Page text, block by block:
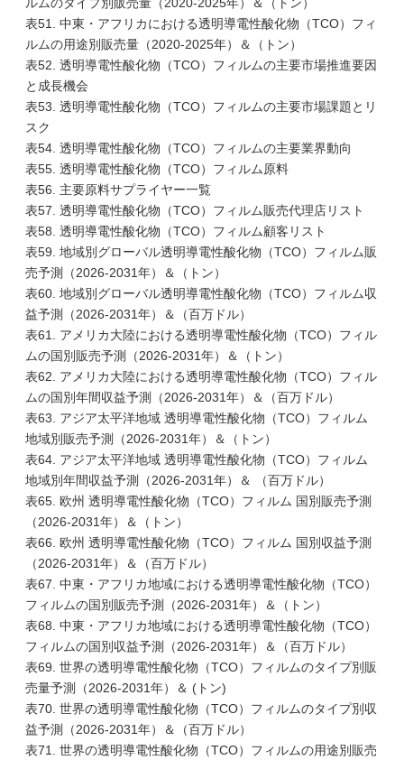
表51. 中東・アフリカにおける透明導電性酸化物（TCO）フィ
ルムの用途別販売量（2020-2025年）＆（トン）
表52. 透明導電性酸化物（TCO）フィルムの主要市場推進要因
と成長機会
表53. 透明導電性酸化物（TCO）フィルムの主要市場課題とリ
スク
表54. 透明導電性酸化物（TCO）フィルムの主要業界動向
表55. 透明導電性酸化物（TCO）フィルム原料
表56. 主要原料サプライヤー一覧
表57. 透明導電性酸化物（TCO）フィルム販売代理店リスト
表58. 透明導電性酸化物（TCO）フィルム顧客リスト
表59. 地域別グローバル透明導電性酸化物（TCO）フィルム販
売予測（2026-2031年）＆（トン）
表60. 地域別グローバル透明導電性酸化物（TCO）フィルム収
益予測（2026-2031年）＆（百万ドル）
表61. アメリカ大陸における透明導電性酸化物（TCO）フィル
ムの国別販売予測（2026-2031年）＆（トン）
表62. アメリカ大陸における透明導電性酸化物（TCO）フィル
ムの国別年間収益予測（2026-2031年）＆（百万ドル）
表63. アジア太平洋地域 透明導電性酸化物（TCO）フィルム
地域別販売予測（2026-2031年）＆（トン）
表64. アジア太平洋地域 透明導電性酸化物（TCO）フィルム
地域別年間収益予測（2026-2031年）＆ （百万ドル）
表65. 欧州 透明導電性酸化物（TCO）フィルム 国別販売予測
（2026-2031年）＆（トン）
表66. 欧州 透明導電性酸化物（TCO）フィルム 国別収益予測
（2026-2031年）＆（百万ドル）
表67. 中東・アフリカ地域における透明導電性酸化物（TCO）
フィルムの国別販売予測（2026-2031年）＆（トン）
表68. 中東・アフリカ地域における透明導電性酸化物（TCO）
フィルムの国別収益予測（2026-2031年）＆（百万ドル）
表69. 世界の透明導電性酸化物（TCO）フィルムのタイプ別販
売量予測（2026-2031年）＆ (トン)
表70. 世界の透明導電性酸化物（TCO）フィルムのタイプ別収
益予測（2026-2031年）＆（百万ドル）
表71. 世界の透明導電性酸化物（TCO）フィルムの用途別販売